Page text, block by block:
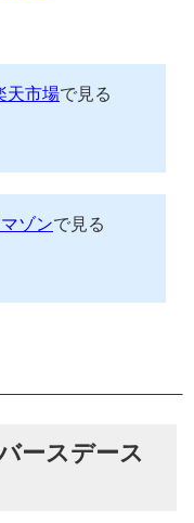
天市場で見る
ゾンで見る
ースデース